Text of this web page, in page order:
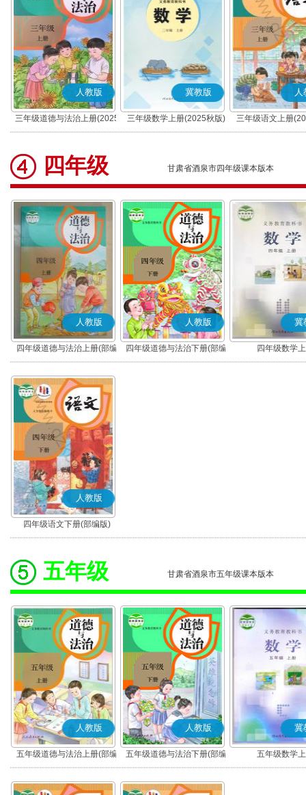
人教版
三年级道德与法治上册(2025
秋版)(部编版)
冀教版
三年级数学上册(2025秋版)
人
三年级语文上册
(部编版)
四年级 甘肃省酒泉市四年级课本版本
人教版
四年级道德与法治上册(部编
版)
人教版
四年级道德与法治下册(部编
版)
冀
四年级数学
人教版
四年级语文下册(部编版)
五年级 甘肃省酒泉市五年级课本版本
人教版
五年级道德与法治上册(部编
版)
人教版
五年级道德与法治下册(部编
版)
冀
五年级数学